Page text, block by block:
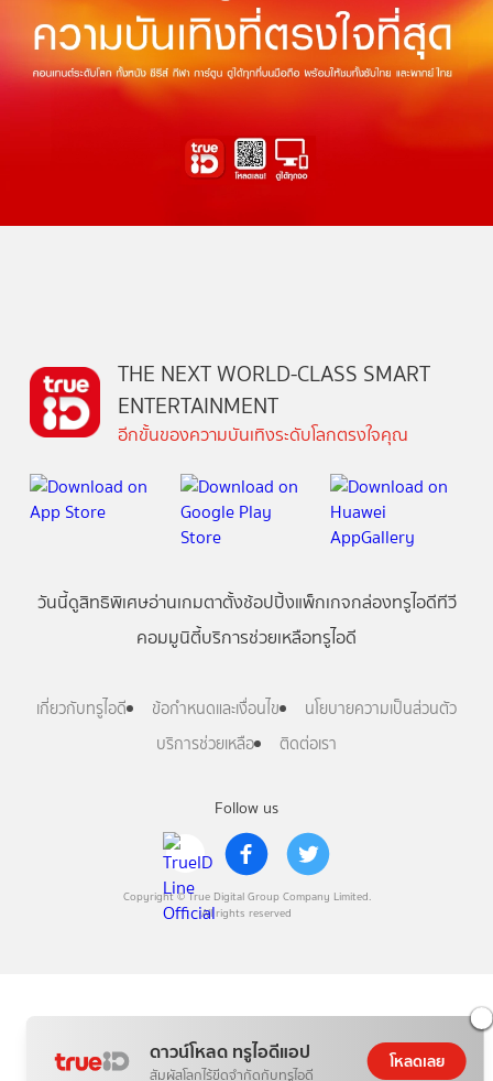
ดาวน์โหลด ทรูไอดีแอป
สัมผัสโลกไร้ขีดจำกัดกับทรูไอดี
โหลดเลย
Follow us
Copyright © True Digital Group Company Limited.
All rights reserved
THE NEXT WORLD-CLASS SMART
ENTERTAINMENT
อีกขั้นของความบันเทิงระดับโลกตรงใจคุณ
วันนี้ดูสิทธิพิเศษอ่านเกมตาตั้งช้อปปิ้งแพ็กเกจกล่องทรูไอดีทีวี
คอมมูนิตี้บริการช่วยเหลือทรูไอดี
เกี่ยวกับทรูไอดี ข้อกำหนดและเงื่อนไข
นโยบายความเป็นส่วนตัว
บริการช่วยเหลือ
ติดต่อเรา